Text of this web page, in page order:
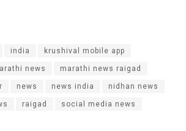
india krushival mobile app
news marathi news raigad
news news india nidhan news
raigad social media news